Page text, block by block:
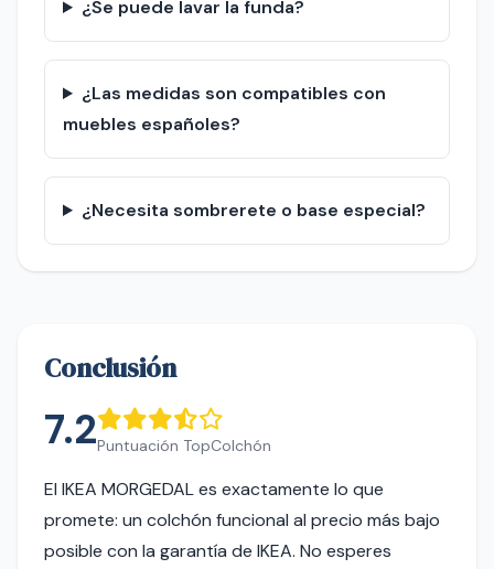
¿Se puede lavar la funda?
¿Las medidas son compatibles con
muebles españoles?
¿Necesita sombrerete o base especial?
Conclusión
7.2Puntuación TopColchón
El IKEA MORGEDAL es exactamente lo que
promete: un colchón funcional al precio más bajo
posible con la garantía de IKEA. No esperes